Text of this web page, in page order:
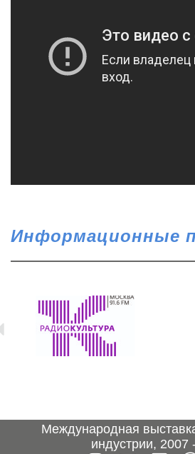
Информационные
Международная
индустрии, 2007